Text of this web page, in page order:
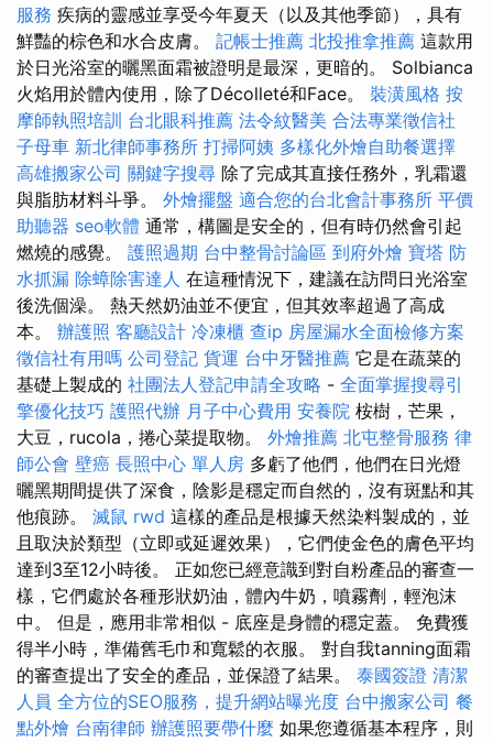
服務 疾病的靈感並享受今年夏天（以及其他季節），具有
鮮豔的棕色和水合皮膚。 記帳士推薦 北投推拿推薦 這款用
於日光浴室的曬黑面霜被證明是最深，更暗的。 Solbianca
火焰用於體內使用，除了Décolleté和Face。 裝潢風格 按
摩師執照培訓 台北眼科推薦 法令紋醫美 合法專業徵信社
子母車 新北律師事務所 打掃阿姨 多樣化外燴自助餐選擇
高雄搬家公司 關鍵字搜尋 除了完成其直接任務外，乳霜還
與脂肪材料斗爭。 外燴擺盤 適合您的台北會計事務所 平價
助聽器 seo軟體 通常，構圖是安全的，但有時仍然會引起
燃燒的感覺。 護照過期 台中整骨討論區 到府外燴 寶塔 防
水抓漏 除蟑除害達人 在這種情況下，建議在訪問日光浴室
後洗個澡。 熱天然奶油並不便宜，但其效率超過了高成
本。 辦護照 客廳設計 冷凍櫃 查ip 房屋漏水全面檢修方案
徵信社有用嗎 公司登記 貨運 台中牙醫推薦 它是在蔬菜的
基礎上製成的 社團法人登記申請全攻略 - 全面掌握搜尋引
擎優化技巧 護照代辦 月子中心費用 安養院 桉樹，芒果，
大豆，rucola，捲心菜提取物。 外燴推薦 北屯整骨服務 律
師公會 壁癌 長照中心 單人房 多虧了他們，他們在日光燈
曬黑期間提供了深食，陰影是穩定而自然的，沒有斑點和其
他痕跡。 滅鼠 rwd 這樣的產品是根據天然染料製成的，並
且取決於類型（立即或延遲效果），它們使金色的膚色平均
達到3至12小時後。 正如您已經意識到對自粉產品的審查一
樣，它們處於各種形狀奶油，體內牛奶，噴霧劑，輕泡沫
中。 但是，應用非常相似 - 底座是身體的穩定蓋。 免費獲
得半小時，準備舊毛巾和寬鬆的衣服。 對自我tanning面霜
的審查提出了安全的產品，並保證了結果。 泰國簽證 清潔
人員 全方位的SEO服務，提升網站曝光度 台中搬家公司 餐
點外燴 台南律師 辦護照要帶什麼 如果您遵循基本程序，則